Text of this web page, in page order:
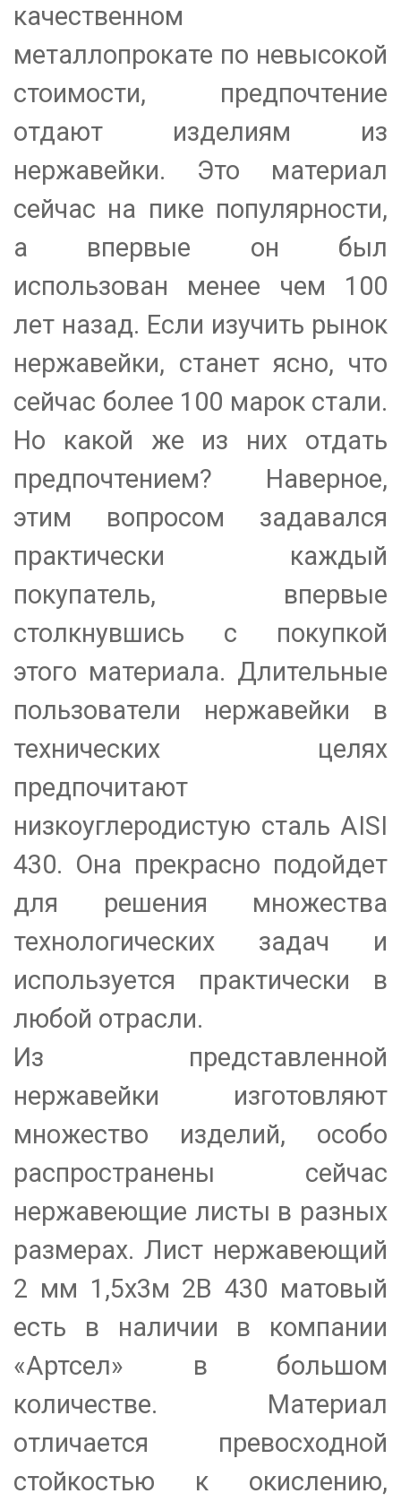
качественном
металлопрокате по невысокой
стоимости, предпочтение
отдают изделиям из
нержавейки. Это материал
сейчас на пике популярности,
а впервые он был
использован менее чем 100
лет назад. Если изучить рынок
нержавейки, станет ясно, что
сейчас более 100 марок стали.
Но какой же из них отдать
предпочтением? Наверное,
этим вопросом задавался
практически каждый
покупатель, впервые
столкнувшись с покупкой
этого материала. Длительные
пользователи нержавейки в
технических целях
предпочитают
низкоуглеродистую сталь AISI
430. Она прекрасно подойдет
для решения множества
технологических задач и
используется практически в
любой отрасли.
Из представленной
нержавейки изготовляют
множество изделий, особо
распространены сейчас
нержавеющие листы в разных
размерах. Лист нержавеющий
2 мм 1,5х3м 2B 430 матовый
есть в наличии в компании
«Артсел» в большом
количестве. Материал
отличается превосходной
стойкостью к окислению,